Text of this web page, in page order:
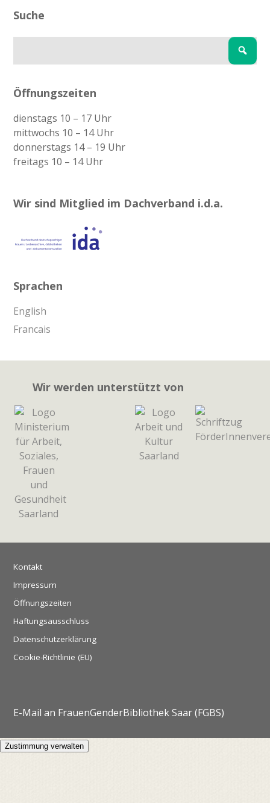
Suche
Öffnungszeiten
dienstags 10 – 17 Uhr
mittwochs 10 – 14 Uhr
donnerstags 14 – 19 Uhr
freitags 10 – 14 Uhr
Wir sind Mitglied im Dachverband i.d.a.
Sprachen
English
Francais
Wir werden unterstützt von
Kontakt
Impressum
Öffnungszeiten
Haftungsausschluss
Datenschutzerklärung
Cookie-Richtlinie (EU)
E-Mail an FrauenGenderBibliothek Saar (FGBS)
Zustimmung verwalten